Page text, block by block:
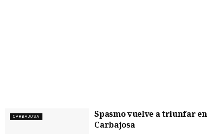
CARBAJOSA
Spasmo vuelve a triunfar en
Carbajosa